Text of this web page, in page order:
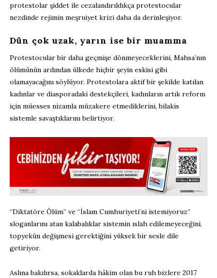
protestolar şiddet ile cezalandırıldıkça protestocular
nezdinde rejimin meşruiyet krizi daha da derinleşiyor.
Dün çok uzak, yarın ise bir muamma
Protestocular bir daha geçmişe dönmeyeceklerini, Mahsa’nın
ölümünün ardından ülkede hiçbir şeyin eskisi gibi
olamayacağını söylüyor. Protestolara aktif bir şekilde katılan
kadınlar ve diasporadaki destekçileri, kadınların artık reform
için müesses nizamla müzakere etmediklerini, bilakis
sistemle savaştıklarını belirtiyor.
“Diktatöre Ölüm” ve “İslam Cumhuriyeti’ni istemiyoruz”
sloganlarını atan kalabalıklar sistemin ıslah edilemeyeceğini,
topyekûn değişmesi gerektiğini yüksek bir sesle dile
getiriyor.
Aslına bakılırsa, sokaklarda hâkim olan bu ruh bizlere 2017